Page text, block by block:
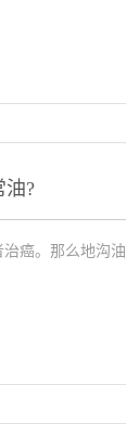
油?
癌。那么地沟